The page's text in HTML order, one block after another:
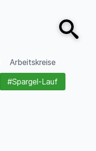
Arbeitskreise
#Spargel-Lauf
Open